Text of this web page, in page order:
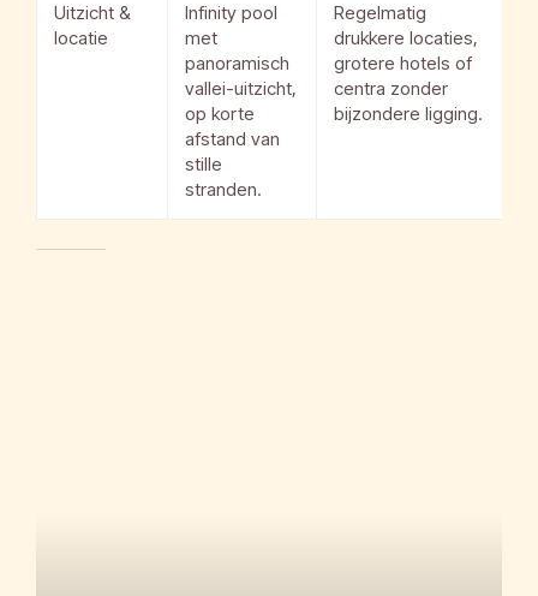
Uitzicht &
locatie
Infinity pool
met
panoramisch
vallei-uitzicht,
op korte
afstand van
stille
stranden.
Regelmatig
drukkere locaties,
grotere hotels of
centra zonder
bijzondere ligging.